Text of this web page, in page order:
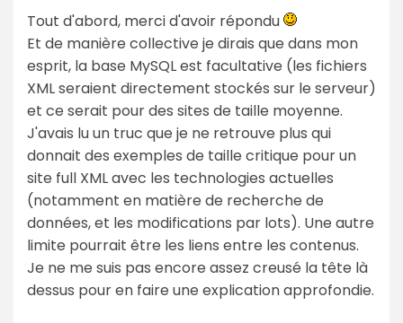
Tout d'abord, merci d'avoir répondu
Et de manière collective je dirais que dans mon
esprit, la base MySQL est facultative (les fichiers
XML seraient directement stockés sur le serveur)
et ce serait pour des sites de taille moyenne.
J'avais lu un truc que je ne retrouve plus qui
donnait des exemples de taille critique pour un
site full XML avec les technologies actuelles
(notamment en matière de recherche de
données, et les modifications par lots). Une autre
limite pourrait être les liens entre les contenus.
Je ne me suis pas encore assez creusé la tête là
dessus pour en faire une explication approfondie.